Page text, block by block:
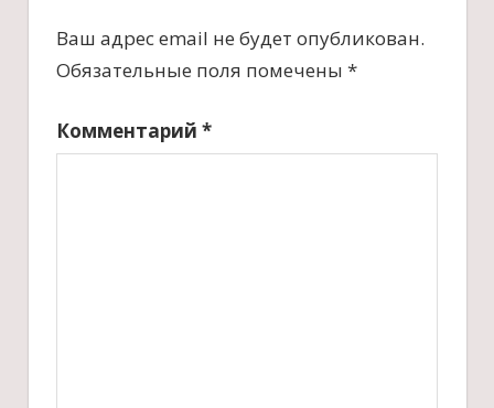
Ваш адрес email не будет опубликован.
Обязательные поля помечены *
Комментарий *